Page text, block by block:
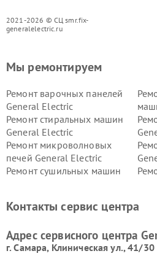
2021-2026 © СЦ smr.fix-
generalelectric.ru
Мы ремонтируем
Ремонт варочных панелей
General Electric
Ремонт стиральных машин
General Electric
Ремонт микроволновых
печей General Electric
Ремонт сушильных машин
Electric
Контакты сервис центра
Адрес сервисного центра
г. Самара, Клиническая ул., 41/30